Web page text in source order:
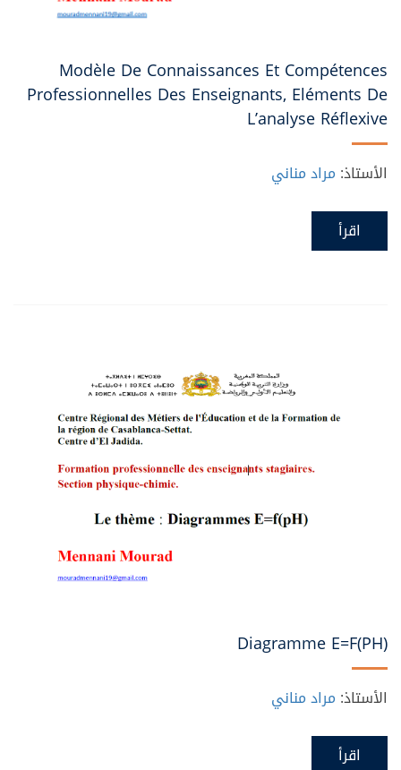
Modèle De Connaissances Et Compétences
Professionnelles Des Enseignants, Eléments De
L’analyse Réflexive
الأستاذ: مراد مناني
اقرأ
Diagramme E=f(pH)
الأستاذ: مراد مناني
اقرأ